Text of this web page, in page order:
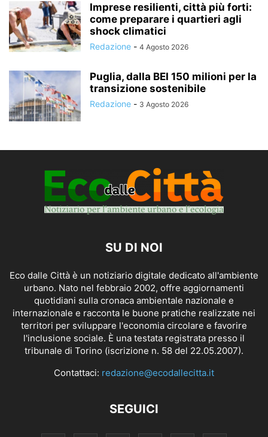
Imprese resilienti, città più forti:
come preparare i quartieri agli
shock climatici
Redazione - 4 Agosto 2026
Puglia, dalla BEI 150 milioni per la
transizione sostenibile
Redazione - 3 Agosto 2026
SU DI NOI
Eco dalle Città è un notiziario digitale dedicato all'ambiente
urbano. Nato nel febbraio 2002, offre aggiornamenti
quotidiani sulla cronaca ambientale nazionale e
internazionale e racconta le buone pratiche realizzate nei
territori per sviluppare l'economia circolare e favorire
l'inclusione sociale. È una testata registrata presso il
tribunale di Torino (iscrizione n. 58 del 22.05.2007).
Contattaci: redazione@ecodallecitta.it
SEGUICI